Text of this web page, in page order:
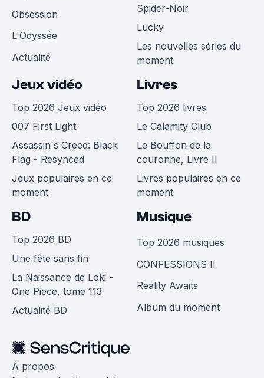
Obsession
L'Odyssée
Actualité
Spider-Noir
Lucky
Les nouvelles séries du
moment
Jeux vidéo
Top 2026 Jeux vidéo
007 First Light
Assassin's Creed: Black
Flag - Resynced
Jeux populaires en ce
moment
Livres
Top 2026 livres
Le Calamity Club
Le Bouffon de la
couronne, Livre II
Livres populaires en ce
moment
BD
Top 2026 BD
Une fête sans fin
La Naissance de Loki -
One Piece, tome 113
Actualité BD
Musique
Top 2026 musiques
CONFESSIONS II
Reality Awaits
Album du moment
À propos